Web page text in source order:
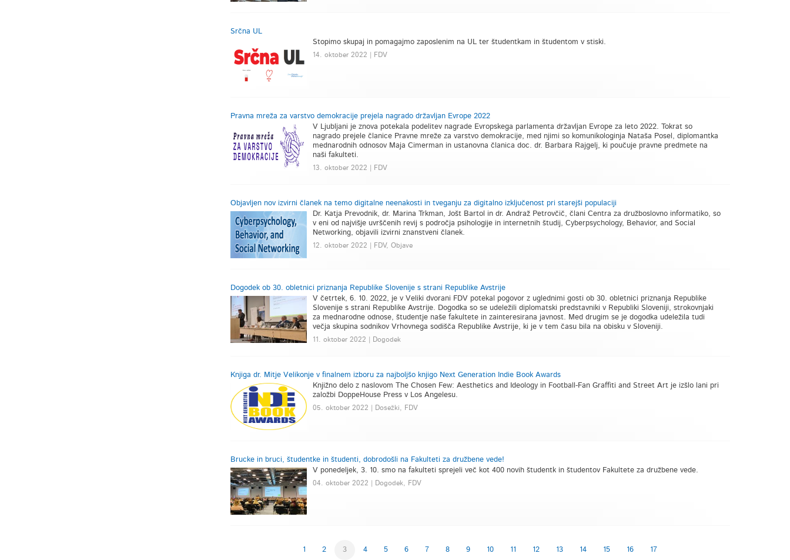
Srčna UL
Stopimo skupaj in pomagajmo zaposlenim na UL ter študentkam in študentom v stiski.
14. oktober 2022 | FDV
Pravna mreža za varstvo demokracije prejela nagrado državljan Evrope 2022
V Ljubljani je znova potekala podelitev nagrade Evropskega parlamenta državljan Evrope za leto 2022. Tokrat so
nagrado prejele članice Pravne mreže za varstvo demokracije, med njimi so komunikologinja Nataša Posel, diplomantka
mednarodnih odnosov Maja Cimerman in ustanovna članica doc. dr. Barbara Rajgelj, ki poučuje pravne predmete na
naši fakulteti.
13. oktober 2022 | FDV
Objavljen nov izvirni članek na temo digitalne neenakosti in tveganju za digitalno izključenost pri starejši populaciji
Dr. Katja Prevodnik, dr. Marina Trkman, Jošt Bartol in dr. Andraž Petrovčič, člani Centra za družboslovno informatiko, so
v eni od najvišje uvrščenih revij s področja psihologije in internetnih študij, Cyberpsychology, Behavior, and Social
Networking, objavili izvirni znanstveni članek.
12. oktober 2022 | FDV, Objave
Dogodek ob 30. obletnici priznanja Republike Slovenije s strani Republike Avstrije
V četrtek, 6. 10. 2022, je v Veliki dvorani FDV potekal pogovor z uglednimi gosti ob 30. obletnici priznanja Republike
Slovenije s strani Republike Avstrije. Dogodka so se udeležili diplomatski predstavniki v Republiki Sloveniji, strokovnjaki
za mednarodne odnose, študentje naše fakultete in zainteresirana javnost. Med drugim se je dogodka udeležila tudi
večja skupina sodnikov Vrhovnega sodišča Republike Avstrije, ki je v tem času bila na obisku v Sloveniji.
11. oktober 2022 | Dogodek
Knjiga dr. Mitje Velikonje v finalnem izboru za najboljšo knjigo Next Generation Indie Book Awards
Knjižno delo z naslovom The Chosen Few: Aesthetics and Ideology in Football-Fan Graffiti and Street Art je izšlo lani pri
založbi DoppeHouse Press v Los Angelesu.
05. oktober 2022 | Dosežki, FDV
Brucke in bruci, študentke in študenti, dobrodošli na Fakulteti za družbene vede!
V ponedeljek, 3. 10. smo na fakulteti sprejeli več kot 400 novih študentk in študentov Fakultete za družbene vede.
04. oktober 2022 | Dogodek, FDV
1 2 3 4 5 6 7 8 9 10 11 12 13 14 15 16 17